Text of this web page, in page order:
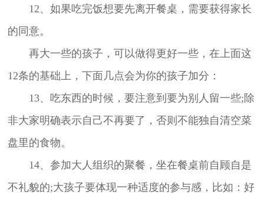
12、如果吃完饭想要先离开餐桌，需要获得家长
的同意。
再大一些的孩子，可以做得更好一些，在上面这
12条的基础上，下面几点会为你的孩子加分：
13、吃东西的时候，要注意到要为别人留一些;除
非大家明确表示自己不再要了，否则不能独自清空菜
盘里的食物。
14、参加大人组织的聚餐，坐在餐桌前自顾自是
不礼貌的;大孩子要体现一种适度的参与感，比如：好